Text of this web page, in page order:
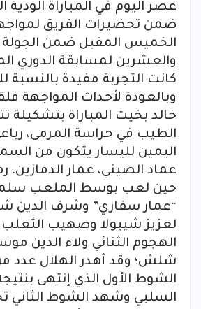
عصر اليوم في المباراة الودية
ضمن تحضيرات الفريق
الخميس المقبل ضمن الجولة
والعشرين لمسابقة الدوري
كانت التجربة مفيدة بالنسبة
وبالعودة لأحداث المواجهة
خالد بخيت المباراة
الطيب في حراسة المرمى،
اليمين لليسار يتكون من
عماد الصيني، عمار الدمازين،
حين لعب بوسط الملعب
“عمار سفاري” وشرف الدين
لعزيز شيبولا وصهيب الثعلب
الهجوم الثنائي ولاء الدين
شلش؛ وقد أهدر الهلال عدد
الشوط الأول الذي إنتهى
السلبي وشهد الشوط الثاني